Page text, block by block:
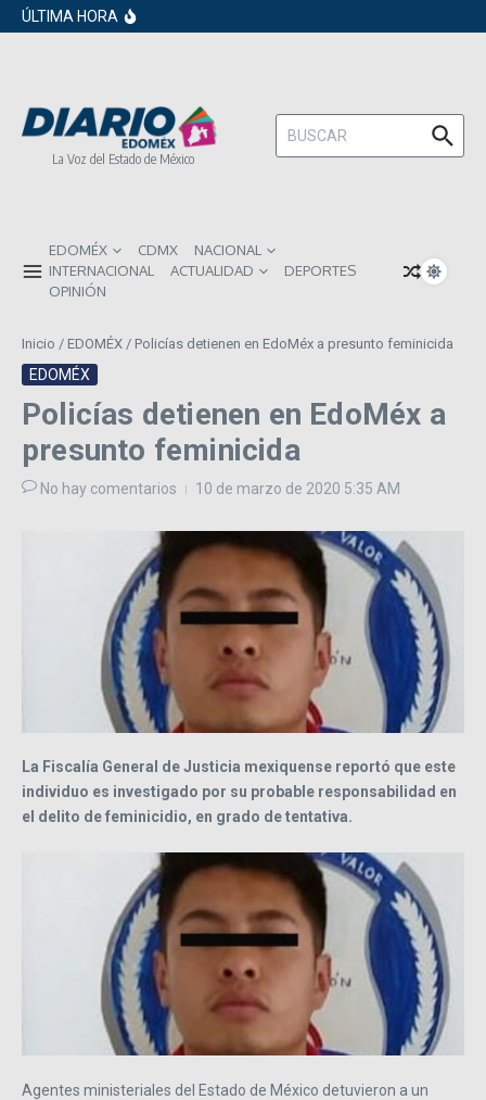
Saltar al contenido
ÚLTIMA HORA
inversionistas extranjeros; emite nueva deuda
comunes entre los mexicanos
La Voz del Estado de México
Buscar:
EDOMÉX CDMX
NACIONAL
INTERNACIONAL
ACTUALIDAD
DEPORTES
OPINIÓN
Inicio / EDOMÉX / Policías detienen en EdoMéx a presunto feminicida
EDOMÉX
Policías detienen en EdoMéx a
presunto feminicida
No hay comentarios 10 de marzo de 2020 5:35 AM
La Fiscalía General de Justicia mexiquense reportó que este
individuo es investigado por su probable responsabilidad en
el delito de feminicidio, en grado de tentativa.
Agentes ministeriales del Estado de México detuvieron a un